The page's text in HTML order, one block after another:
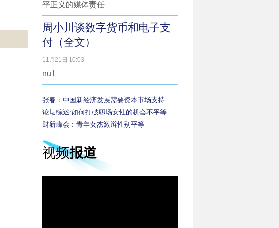
平正义的媒体责任
周小川谈数字货币和电子支
付（全文）
11月21日 10:03
null
张春：中国新经济发展需要资本市场支持
论坛综述:如何打破职场女性的机会不平等
财新峰会：青年女杰激辩性别平等
视频报道